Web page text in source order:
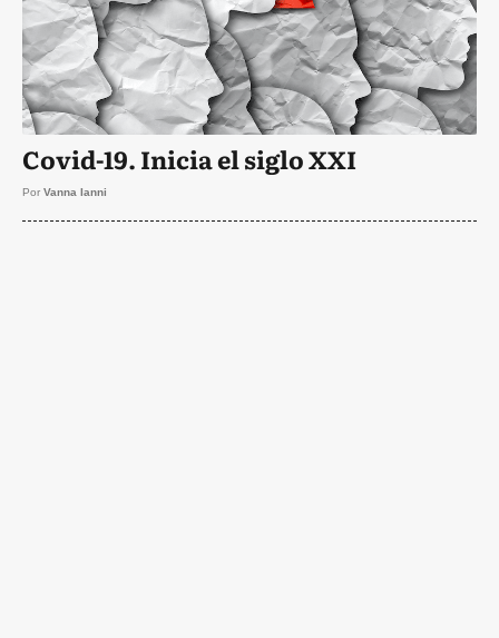
Covid-19. Inicia el siglo XXI
Por Vanna Ianni